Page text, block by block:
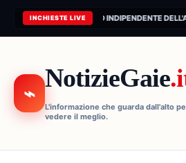
INCHIESTE LIVE
CONNESSIONE AL FEED INDIPENDENTE
⌁
NotizieGaie
L'informazione che guarda dall'alto
vedere il meglio.